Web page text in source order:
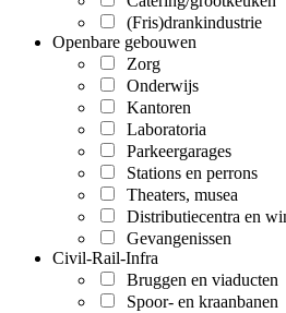
(Fris)drankindustrie
Openbare gebouwen
Zorg
Onderwijs
Kantoren
Laboratoria
Parkeergarages
Stations en perrons
Theaters, musea
Distributiecentra en
Gevangenissen
Civil-Rail-Infra
Bruggen en viaducten
Spoor- en kraanbanen